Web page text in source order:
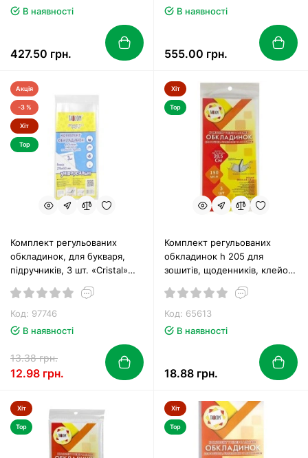
В наявності
427.50 грн.
В наявності
555.00 грн.
Акція
-3 %
Хіт
Top
Комплект регульованих
обкладинок, для букваря,
підручників, 3 шт. «Cristal»
Код: 97746
В наявності
13.38 грн.
12.98 грн.
Хіт
Top
Комплект регульованих
обкладинок h 205 для
зошитів, щоденників, клейові,
Код: 65613
В наявності
18.88 грн.
Хіт
Top
Хіт
Top